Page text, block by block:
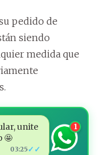
pedido de
siendo
medida que
unite
🤩
03:25✓✓
1